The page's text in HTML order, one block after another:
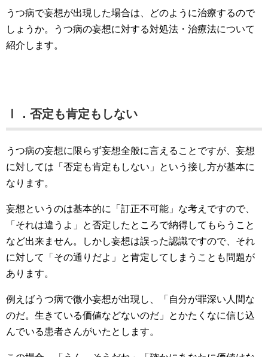
うつ病で妄想が出現した場合は、どのように治療するので
しょうか。うつ病の妄想に対する対処法・治療法について
紹介します。
Ⅰ．否定も肯定もしない
うつ病の妄想に限らず妄想全般に言えることですが、妄想
に対しては「否定も肯定もしない」という接し方が基本に
なります。
妄想というのは基本的に「訂正不可能」な考えですので、
「それは違うよ」と否定したところで納得してもらうこと
など出来ません。しかし妄想は誤った認識ですので、それ
に対して「その通りだよ」と肯定してしまうことも問題が
あります。
例えばうつ病で微小妄想が出現し、「自分が罪深い人間な
のだ。生きている価値などないのだ」とかたくなに信じ込
んでいる患者さんがいたとします。